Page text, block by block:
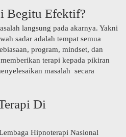
Begitu Efektif?
langsung pada akarnya. Yakni
sadar adalah tempat semua
program, mindset, dan
terapi kepada pikiran
masalah secara
Di
Hipnoterapi Nasional